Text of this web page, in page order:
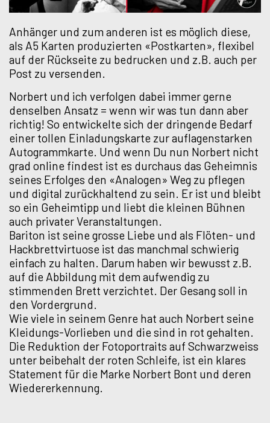
Anhänger und zum anderen ist es möglich diese,
als A5 Karten produzierten «Postkarten», flexibel
auf der Rückseite zu bedrucken und z.B. auch per
Post zu versenden.
Norbert und ich verfolgen dabei immer gerne
denselben Ansatz = wenn wir was tun dann aber
richtig! So entwickelte sich der dringende Bedarf
einer tollen Einladungskarte zur auflagenstarken
Autogrammkarte. Und wenn Du nun Norbert nicht
grad online findest ist es durchaus das Geheimnis
seines Erfolges den «Analogen» Weg zu pflegen
und digital zurückhaltend zu sein. Er ist und bleibt
so ein Geheimtipp und liebt die kleinen Bühnen
auch privater Veranstaltungen.
Bariton ist seine grosse Liebe und als Flöten- und
Hackbrettvirtuose ist das manchmal schwierig
einfach zu halten. Darum haben wir bewusst z.B.
auf die Abbildung mit dem aufwendig zu
stimmenden Brett verzichtet. Der Gesang soll in
den Vordergrund.
Wie viele in seinem Genre hat auch Norbert seine
Kleidungs-Vorlieben und die sind in rot gehalten.
Die Reduktion der Fotoportraits auf Schwarzweiss
unter beibehalt der roten Schleife, ist ein klares
Statement für die Marke Norbert Bont und deren
Wiedererkennung.